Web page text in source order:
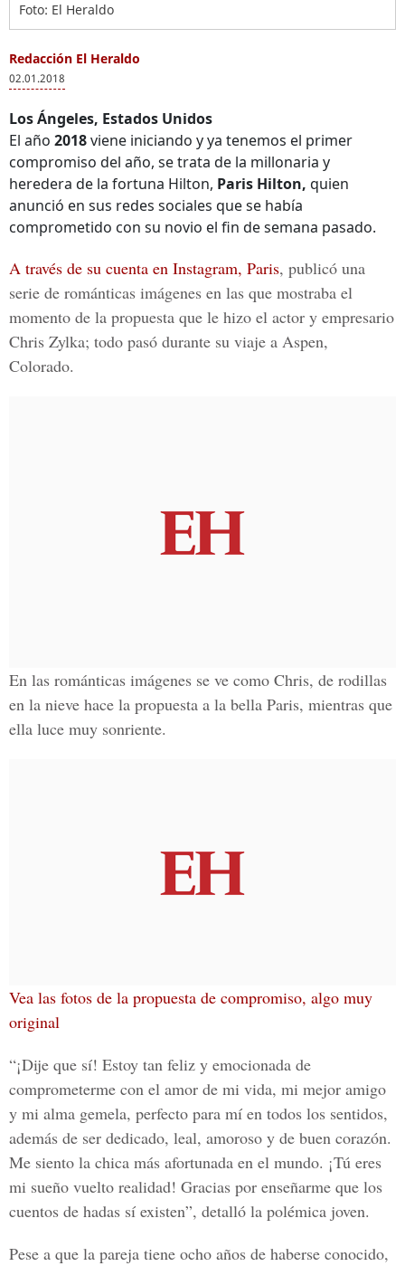
Foto: El Heraldo
Redacción El Heraldo
02.01.2018
Los Ángeles, Estados Unidos
El año 2018viene iniciando y ya tenemos el primer
compromiso del año, se trata de la millonaria y
heredera de la fortuna Hilton, Paris Hilton, quien
anunció en sus redes sociales que se había
comprometido con su novio el fin de semana pasado.
A través de su cuenta en Instagram, Paris, publicó una
serie de románticas imágenes en las que mostraba el
momento de la propuesta que le hizo el actor y empresario
Chris Zylka; todo pasó durante su viaje a Aspen,
Colorado.
En las románticas imágenes se ve como Chris, de rodillas
en la nieve hace la propuesta a la bella Paris, mientras que
ella luce muy sonriente.
Vea las fotos de la propuesta de compromiso, algo muy
original
“¡Dije que sí! Estoy tan feliz y emocionada de
comprometerme con el amor de mi vida, mi mejor amigo
y mi alma gemela, perfecto para mí en todos los sentidos,
además de ser dedicado, leal, amoroso y de buen corazón.
Me siento la chica más afortunada en el mundo. ¡Tú eres
mi sueño vuelto realidad! Gracias por enseñarme que los
cuentos de hadas sí existen”, detalló la polémica joven.
Pese a que la pareja tiene ocho años de haberse conocido,